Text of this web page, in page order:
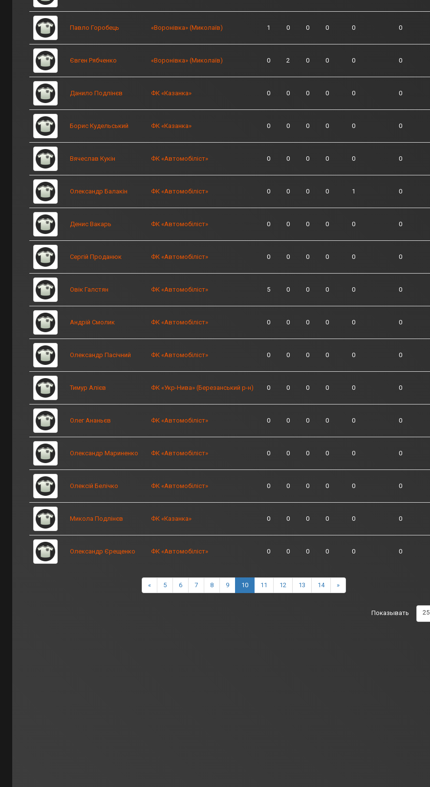
Павло Горобець «Воронівка» (Миколаїв) 1 0 0 0 0 0
Євген Рябченко «Воронівка» (Миколаїв) 0 2 0 0 0 0
Данило Подлінєв ФК «Казанка» 0 0 0 0 0 0
Борис Кудельський ФК «Казанка» 0 0 0 0 0 0
Вячеслав Кукін ФК «Автомобіліст» 0 0 0 0 0 0
Олександр Балакін ФК «Автомобіліст» 0 0 0 0 1 0
Денис Вакарь ФК «Автомобіліст» 0 0 0 0 0 0
Сергій Проданюк ФК «Автомобіліст» 0 0 0 0 0 0
Овік Галстян ФК «Автомобіліст» 5 0 0 0 0 0
Андрій Смолик ФК «Автомобіліст» 0 0 0 0 0 0
Олександр Пасічний ФК «Автомобіліст» 0 0 0 0 0 0
Тимур Алієв ФК «Укр-Нива» (Березанський р-н) 0 0 0 0 0 0
Олег Ананьєв ФК «Автомобіліст» 0 0 0 0 0 0
Олександр Мариненко ФК «Автомобіліст» 0 0 0 0 0 0
Олексій Белічко ФК «Автомобіліст» 0 0 0 0 0 0
Микола Подлінєв ФК «Казанка» 0 0 0 0 0 0
Олександр Єрещенко ФК «Автомобіліст» 0 0 0 0 0 0
« 5 6 7 8 9 10 11 12 13 14 »
Показывать 25